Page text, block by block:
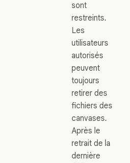
sont
restreints.
Les
utilisateurs
autorisés
peuvent
toujours
retirer des
fichiers des
canvases.
Après le
retrait de la
dernière